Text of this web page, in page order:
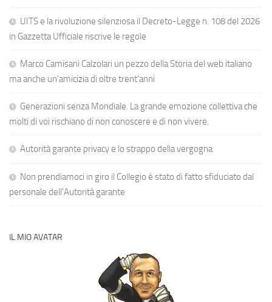
UITS e la rivoluzione silenziosa il Decreto-Legge n. 108 del 2026
in Gazzetta Ufficiale riscrive le regole
Marco Camisani Calzolari un pezzo della Storia del web italiano
ma anche un’amicizia di oltre trent’anni
Generazioni senza Mondiale. La grande emozione collettiva che
molti di voi rischiano di non conoscere e di non vivere.
Autorità garante privacy e lo strappo della vergogna
Non prendiamoci in giro il Collegio è stato di fatto sfiduciato dal
personale dell’Autorità garante
IL MIO AVATAR